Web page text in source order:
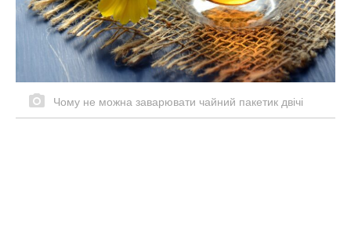
Чому не можна заварювати чайний пакетик двічі